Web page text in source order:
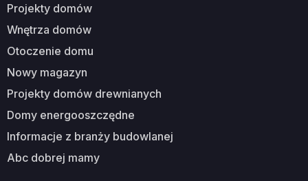
Projekty domów
Wnętrza domów
Otoczenie domu
Nowy magazyn
Projekty domów drewnianych
Domy energooszczędne
Informacje z branży budowlanej
Abc dobrej mamy